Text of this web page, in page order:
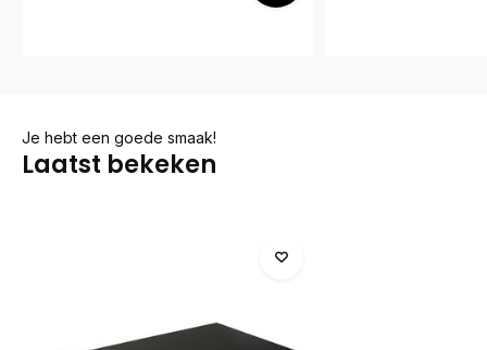
Je hebt een goede smaak!
Laatst bekeken